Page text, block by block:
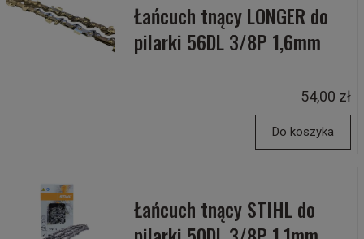
Łańcuch tnący LONGER do
pilarki 56DL 3/8P 1,6mm
54,00 zł
Do koszyka
Łańcuch tnący STIHL do